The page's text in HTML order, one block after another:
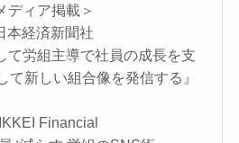
ディア掲載＞
本経済新聞社
て労組主導で社員の成長を支
て新しい組合像を発信する』
Financial